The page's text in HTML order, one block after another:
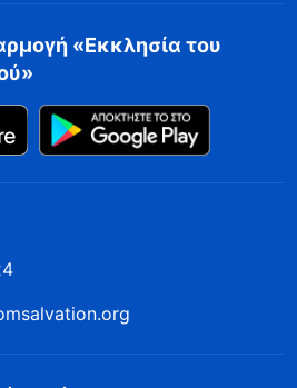
«Εκκλησία του